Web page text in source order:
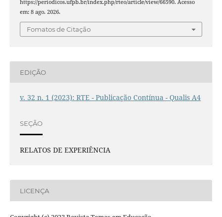
https://periodicos.ufpb.br/index.php/rteo/article/view/66590. Acesso
em: 8 ago. 2026.
Fomatos de Citação
EDIÇÃO
v. 32 n. 1 (2023): RTE - Publicação Contínua - Qualis A4
SEÇÃO
RELATOS DE EXPERIÊNCIA
LICENÇA